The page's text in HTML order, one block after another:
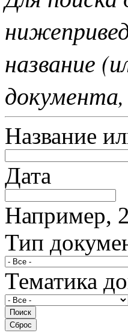
название
Название
Дата
Например,
Тип
Тематика